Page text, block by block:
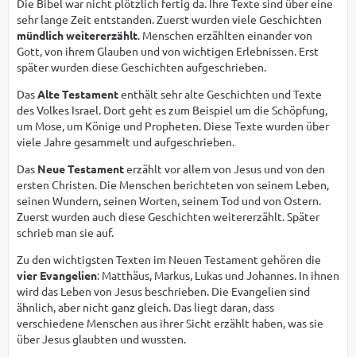
Die Bibel war nicht plötzlich fertig da. Ihre Texte sind über eine
sehr lange Zeit entstanden. Zuerst wurden viele Geschichten
mündlich weitererzählt. Menschen erzählten einander von
Gott, von ihrem Glauben und von wichtigen Erlebnissen. Erst
später wurden diese Geschichten aufgeschrieben.
DasAlte Testamententhält sehr alte Geschichten und Texte
des Volkes Israel. Dort geht es zum Beispiel um die Schöpfung,
um Mose, um Könige und Propheten. Diese Texte wurden über
viele Jahre gesammelt und aufgeschrieben.
Das Neue Testamenterzählt vor allem von Jesus und von den
ersten Christen. Die Menschen berichteten von seinem Leben,
seinen Wundern, seinen Worten, seinem Tod und von Ostern.
Zuerst wurden auch diese Geschichten weitererzählt. Später
schrieb man sie auf.
Zu den wichtigsten Texten im Neuen Testament gehören die
vier Evangelien: Matthäus, Markus, Lukas und Johannes. In ihnen
wird das Leben von Jesus beschrieben. Die Evangelien sind
ähnlich, aber nicht ganz gleich. Das liegt daran, dass
verschiedene Menschen aus ihrer Sicht erzählt haben, was sie
über Jesus glaubten und wussten.